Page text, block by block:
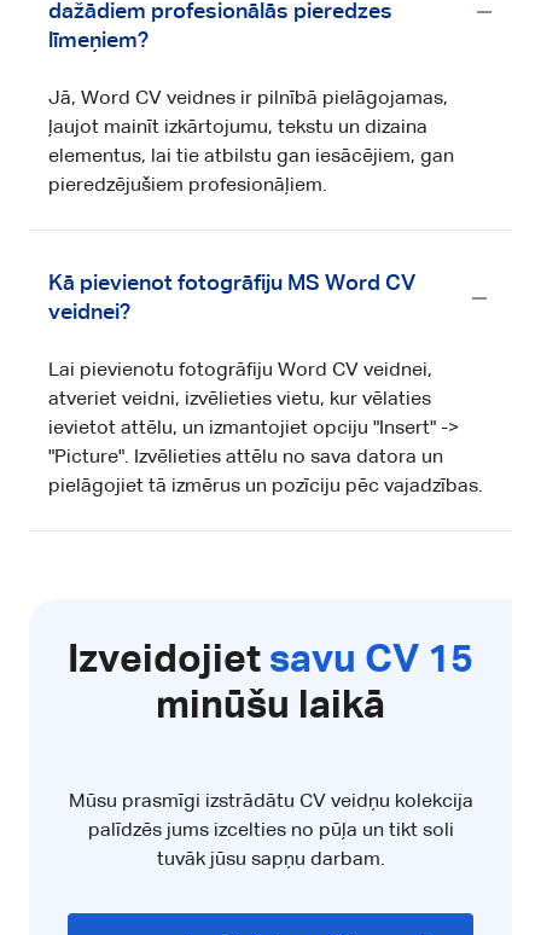
dažādiem profesionālās pieredzes
līmeņiem?
Jā, Word CV veidnes ir pilnībā pielāgojamas,
ļaujot mainīt izkārtojumu, tekstu un dizaina
elementus, lai tie atbilstu gan iesācējiem, gan
pieredzējušiem profesionāļiem.
Kā pievienot fotogrāfiju MS Word CV
veidnei?
Lai pievienotu fotogrāfiju Word CV veidnei,
atveriet veidni, izvēlieties vietu, kur vēlaties
ievietot attēlu, un izmantojiet opciju "Insert" ->
"Picture". Izvēlieties attēlu no sava datora un
pielāgojiet tā izmērus un pozīciju pēc vajadzības.
Izveidojiet savu CV 15
minūšu laikā
Mūsu prasmīgi izstrādātu CV veidņu kolekcija
palīdzēs jums izcelties no pūļa un tikt soli
tuvāk jūsu sapņu darbam.